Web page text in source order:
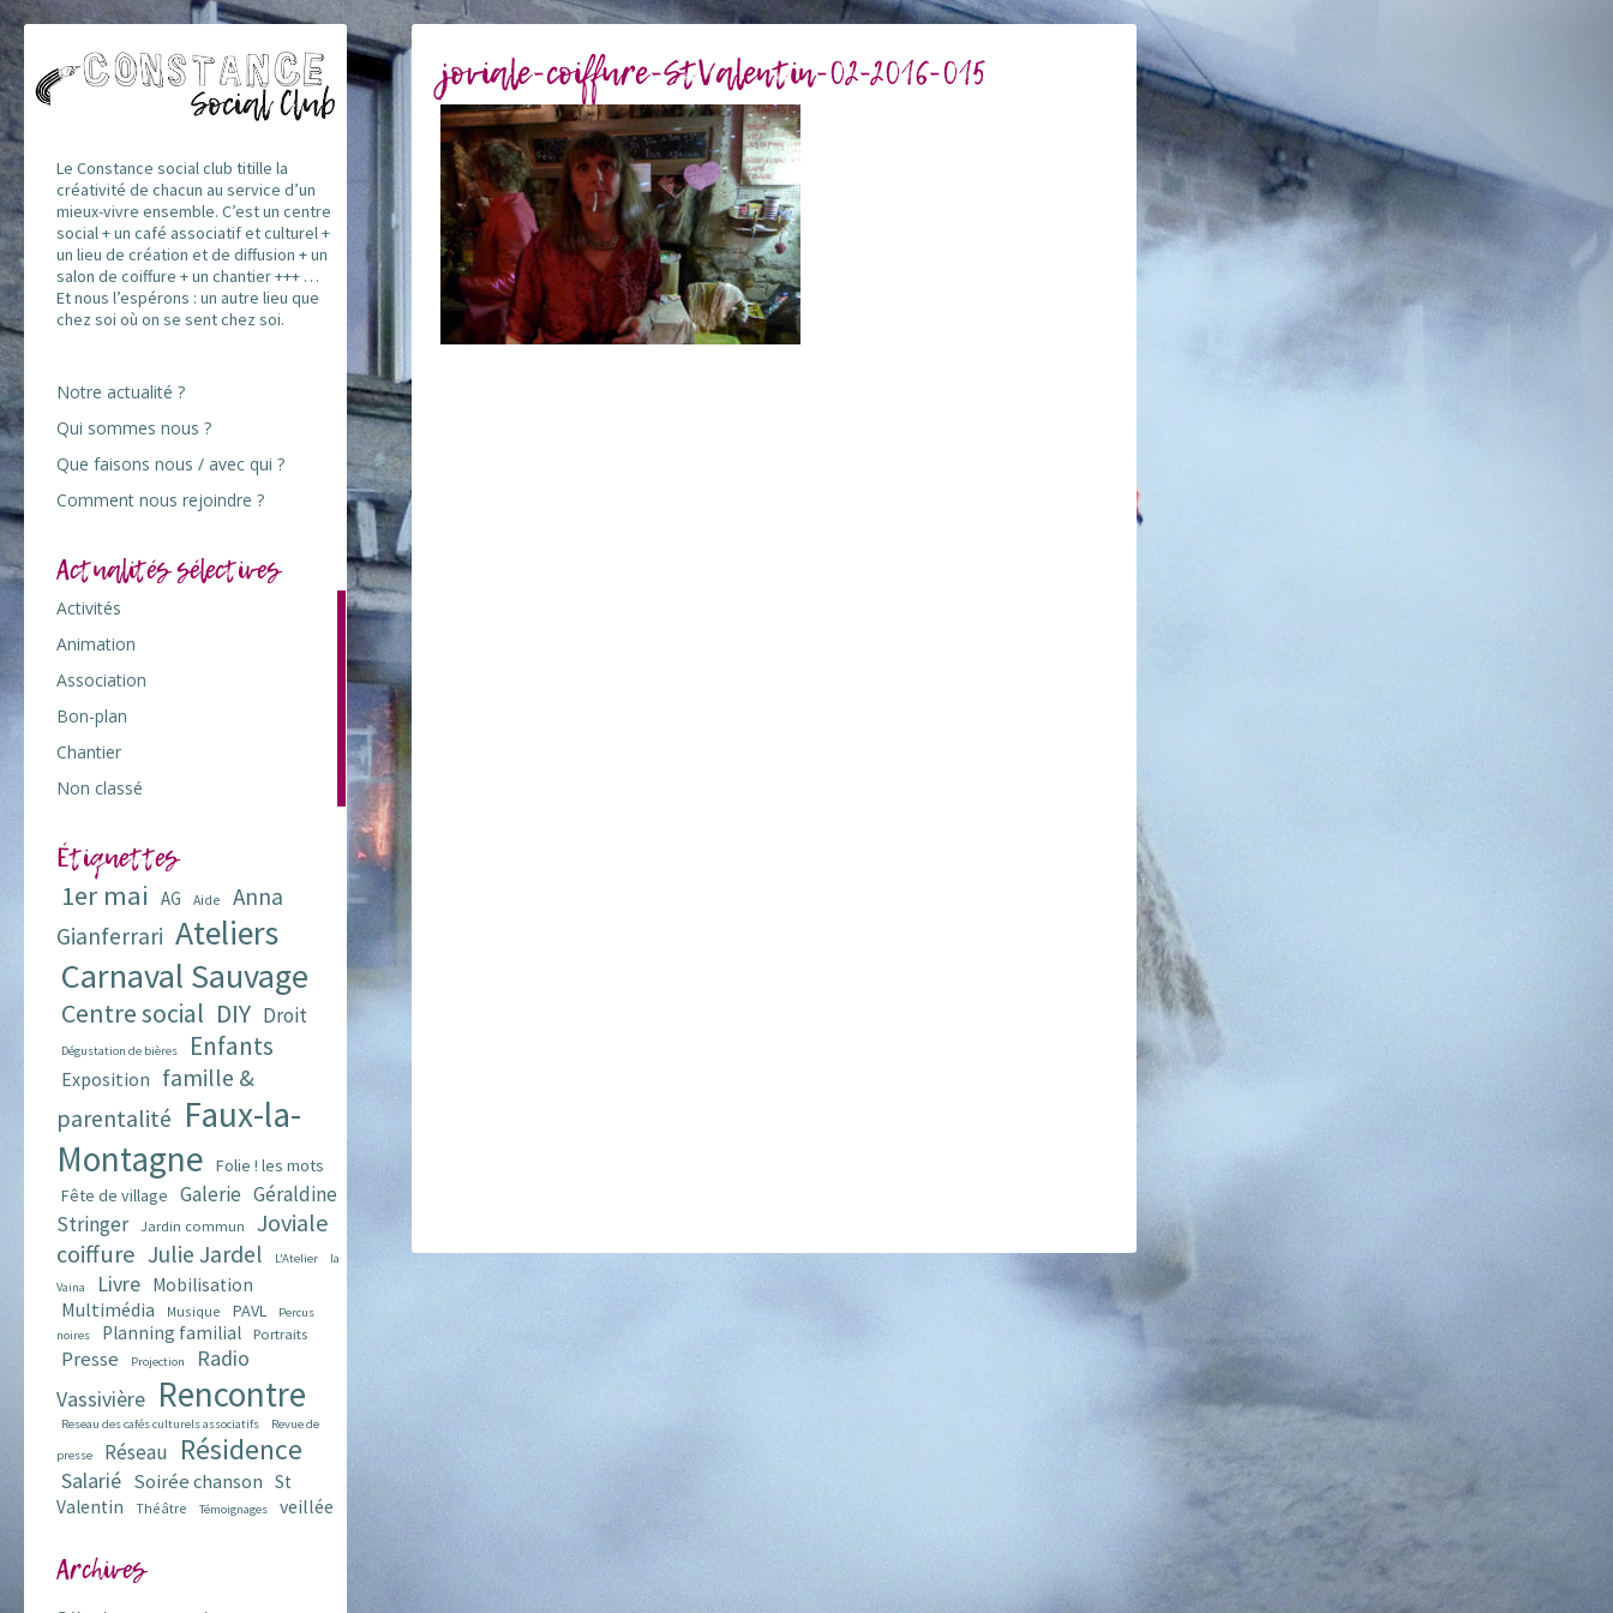
Le Constance social club titille la
créativité de chacun au service d’un
mieux-vivre ensemble. C’est un centre
social + un café associatif et culturel +
un lieu de création et de diffusion + un
salon de coiffure + un chantier +++ …
Et nous l’espérons : un autre lieu que
chez soi où on se sent chez soi.
Notre actualité ?
Qui sommes nous ?
Que faisons nous / avec qui ?
Comment nous rejoindre ?
Actualités sélectives
Activités 103
Animation
Association 73
Bon-plan 42
Chantier 7
Non classé 1
Étiquettes
1er mai AG Aide
Anna
Gianferrari Ateliers
Carnaval Sauvage
Centre social DIY Droit
Dégustation de bières Enfants
Exposition famille &
parentalité Faux-la-
Montagne
Folie ! les mots
Fête de village
Galerie Géraldine
Stringer
Jardin commun
Joviale
coiffure Julie Jardel L'Atelier
la
Vaina
Livre Mobilisation
Multimédia Musique PAVL
Percus
noires
Planning familial Portraits
Presse Projection
Radio
Vassivière Rencontre
Reseau des cafés culturels associatifs
Revue de
presse
Réseau Résidence
Salarié Soirée chanson St
Valentin
Théâtre Témoignages veillée
Archives
Archives
joviale-coiffure-StValentin-02-2016-015